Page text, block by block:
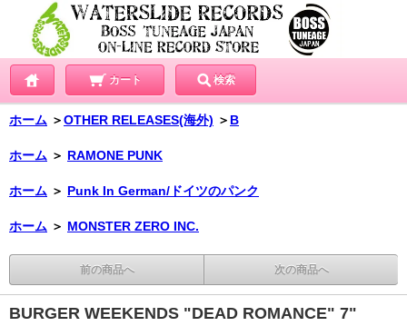
カート 検索
ホーム ＞OTHER RELEASES(海外) ＞ B
ホーム ＞ RAMONE PUNK
ホーム ＞ Punk In German/ドイツのパンク
ホーム ＞ MONSTER ZERO INC.
前の商品へ 次の商品へ
BURGER WEEKENDS "DEAD ROMANCE" 7"